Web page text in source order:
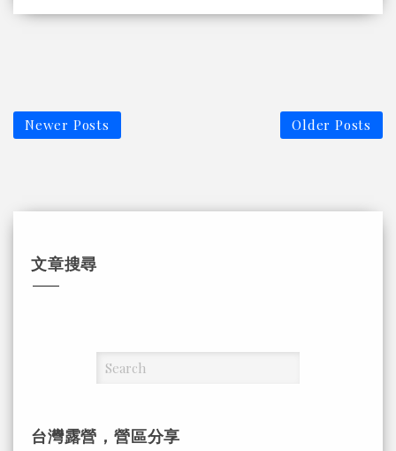
Newer Posts Older Posts
文章搜尋
台灣露營，營區分享